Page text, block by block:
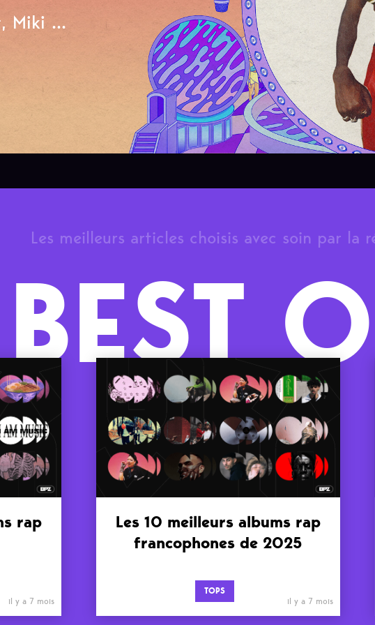
Miki ...
Les meilleurs articles choisis avec soin par la
BEST
rap
il y a 7 mois
Les 10 meilleurs albums rap
francophones de 2025
TOPS
il y a 7 mois